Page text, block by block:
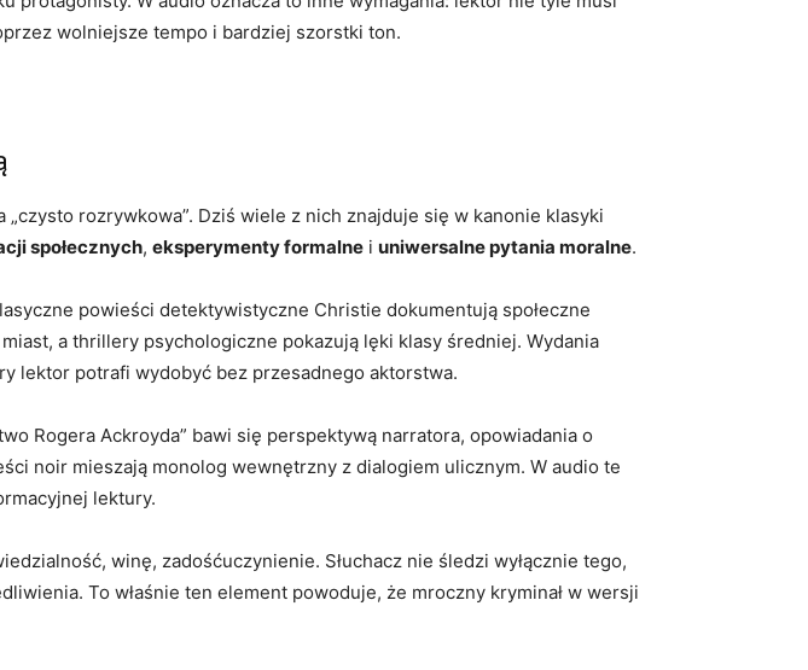
wolniejsze tempo i bardziej szorstki ton.
rozrywkowa”. Dziś wiele z nich znajduje się w kanonie klasyki
społecznych, eksperymenty formalne i uniwersalne pytania moralne.
powieści detektywistyczne Christie dokumentują społeczne
a thrillery psychologiczne pokazują lęki klasy średniej. Wydania
lektor potrafi wydobyć bez przesadnego aktorstwa.
Rogera Ackroyda” bawi się perspektywą narratora, opowiadania o
noir mieszają monolog wewnętrzny z dialogiem ulicznym. W audio te
lektury.
winę, zadośćuczynienie. Słuchacz nie śledzi wyłącznie tego,
To właśnie ten element powoduje, że mroczny kryminał w wersji